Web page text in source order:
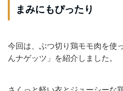
まみにもぴったり
今回は、ぶつ切り鶏モモ肉を使
んナゲッツ」を紹介しました。